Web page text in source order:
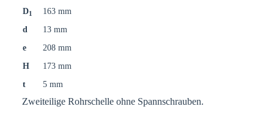
D1
163 mm
d
13 mm
e
208 mm
H
173 mm
t
5 mm
Zweiteilige Rohrschelle ohne Spannschrauben.